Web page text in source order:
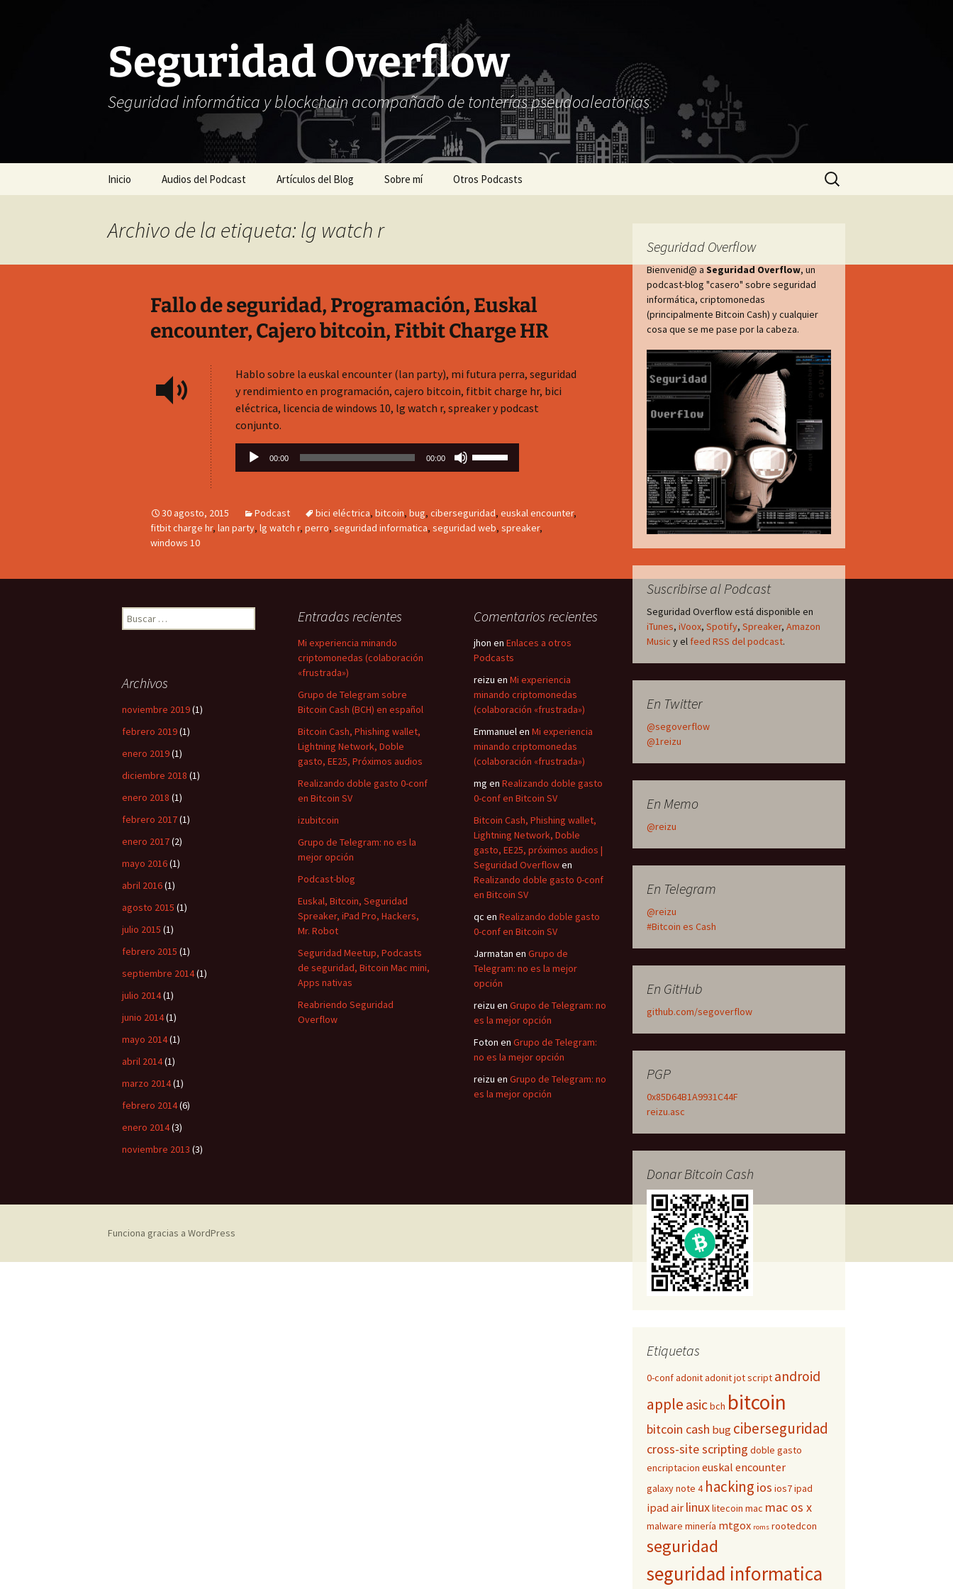
Seguridad Overflow
Seguridad informática y blockchain acompañado de tonterías pseudoaleatorias
Inicio Audios del Podcast Artículos del Blog Sobre mí Otros Podcasts
Buscar:
Archivo de la etiqueta: lg watch r
Fallo de seguridad, Programación, Euskal
encounter, Cajero bitcoin, Fitbit Charge HR
Hablo sobre la euskal encounter (lan party), mi futura perra, seguridad
y rendimiento en programación, cajero bitcoin, fitbit charge hr, bici
eléctrica, licencia de windows 10, lg watch r, spreaker y podcast
conjunto.
Reproductor
de
00:00 00:00
flecha
arriba/abajo
el
volumen.
30 agosto, 2015 Podcast bici eléctrica, bitcoin, bug, ciberseguridad, euskal encounter,
fitbit charge hr, lan party, lg watch r, perro, seguridad informatica, seguridad web, spreaker,
windows 10
Seguridad Overflow
Bienvenid@ a Seguridad Overflow, un
podcast-blog "casero" sobre seguridad
informática, criptomonedas
(principalmente Bitcoin Cash) y cualquier
cosa que se me pase por la cabeza.
Suscribirse al Podcast
Seguridad Overflow está disponible en
iTunes, iVoox, Spotify, Spreaker, Amazon
Music y el feed RSS del podcast.
En Twitter
@segoverflow
@1reizu
En Memo
@reizu
En Telegram
@reizu
#Bitcoin es Cash
En GitHub
github.com/segoverflow
PGP
0x85D64B1A9931C44F
reizu.asc
Donar Bitcoin Cash
Etiquetas
0-confadonitadonit jot script android
apple asicbch bitcoin
bitcoin cash bug ciberseguridad
cross-site scripting doble gasto
encriptacion euskal encounter
galaxy note 4 hacking ios ios7ipad
ipad air linuxlitecoin mac mac os x
malware minería mtgox roms rootedcon
seguridad
seguridad informatica
Buscar: Entradas recientes
Mi experiencia minando
criptomonedas (colaboración
«frustrada»)
Grupo de Telegram sobre
Bitcoin Cash (BCH) en español
Bitcoin Cash, Phishing wallet,
Lightning Network, Doble
gasto, EE25, Próximos audios
Realizando doble gasto 0-conf
en Bitcoin SV
izubitcoin
Grupo de Telegram: no es la
mejor opción
Podcast-blog
Euskal, Bitcoin, Seguridad
Spreaker, iPad Pro, Hackers,
Mr. Robot
Seguridad Meetup, Podcasts
de seguridad, Bitcoin Mac mini,
Apps nativas
Reabriendo Seguridad
Overflow
Comentarios recientes
jhon en Enlaces a otros
Podcasts
reizu en Mi experiencia
minando criptomonedas
(colaboración «frustrada»)
Emmanuelen Mi experiencia
minando criptomonedas
(colaboración «frustrada»)
mg en Realizando doble gasto
0-conf en Bitcoin SV
Bitcoin Cash, Phishing wallet,
Lightning Network, Doble
gasto, EE25, próximos audios |
Seguridad Overflowen
Realizando doble gasto 0-conf
en Bitcoin SV
qc en Realizando doble gasto
0-conf en Bitcoin SV
Jarmatan en Grupo de
Telegram: no es la mejor
opción
reizu en Grupo de Telegram: no
es la mejor opción
Foton en Grupo de Telegram:
no es la mejor opción
reizu en Grupo de Telegram: no
es la mejor opción
Archivos
noviembre 2019(1)
febrero 2019(1)
enero 2019(1)
diciembre 2018 (1)
enero 2018 (1)
febrero 2017(1)
enero 2017(2)
mayo 2016(1)
abril 2016(1)
agosto 2015 (1)
julio 2015 (1)
febrero 2015 (1)
septiembre 2014(1)
julio 2014(1)
junio 2014(1)
mayo 2014(1)
abril 2014(1)
marzo 2014(1)
febrero 2014(6)
enero 2014(3)
noviembre 2013 (3)
Funciona gracias a WordPress